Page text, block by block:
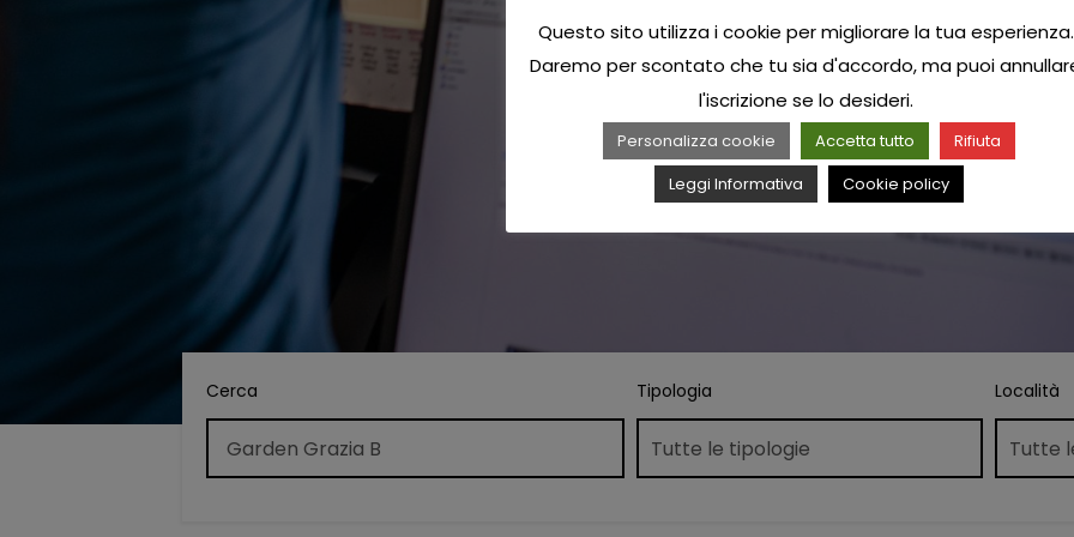
Cerca Tipologia Località
Questo sito utilizza i cookie per migliorare la tua esperienza.
Daremo per scontato che tu sia d'accordo, ma puoi
l'iscrizione se lo desideri.
Personalizza cookie Accetta tutto
Rifiuta
Leggi Informativa
Cookie policy